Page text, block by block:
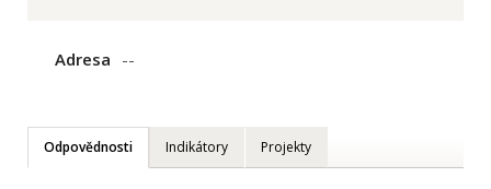
Adresa --
Odpovědnosti Indikátory Projekty